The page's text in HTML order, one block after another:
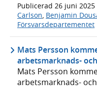
Publicerad 26 juni 2025
Carlson Benjamin
Försvarsdepartementet
Mats Persson
arbetsmarknads-
Mats Persson
arbetsmarknads-